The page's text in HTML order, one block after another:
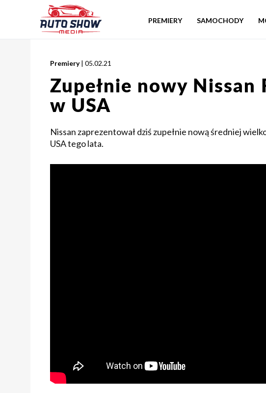
PREMIERY SAMOCHODY
Premiery | 05.02.21
Zupełnie nowy
w USA
Nissan zaprezentował dziś zupełnie nową średniej
USA tego lata.